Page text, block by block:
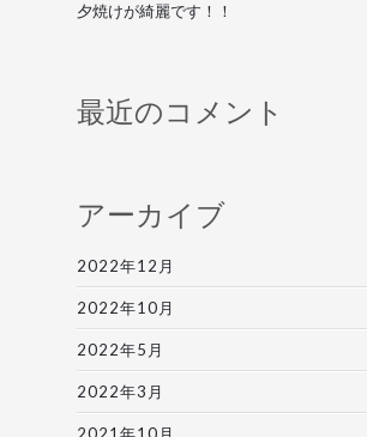
夕焼けが綺麗です！！
最近のコメント
アーカイブ
2022年12月
2022年10月
2022年5月
2022年3月